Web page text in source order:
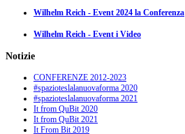
Wilhelm Reich - Event 2024 la Conferenza
Wilhelm Reich - Event i Video
Notizie
CONFERENZE 2012-2023
#spazioteslalanuovaforma 2020
#spazioteslalanuovaforma 2021
It from QuBit 2020
It from QuBit 2021
It From Bit 2019